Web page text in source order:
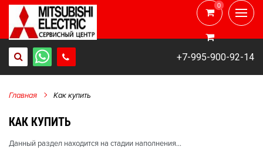
+7-995-900-92-14
0
0
Главная Как купить
КАК КУПИТЬ
Данный раздел находится на стадии наполнения...